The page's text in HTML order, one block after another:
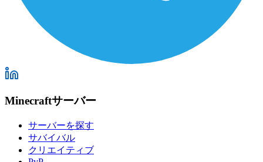
Minecraftサーバー
サーバーを探す
サバイバル
クリエイティブ